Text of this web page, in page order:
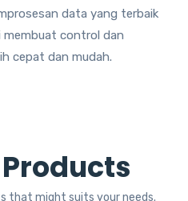
data yang terbaik
membuat control dan
cepat dan mudah.
that might suits your needs.